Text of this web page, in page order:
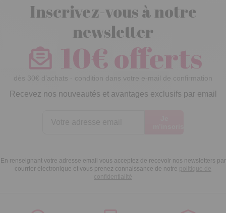
Inscrivez-vous à notre
newsletter
10€ offerts
dès 30€ d’achats - condition dans votre e-mail de confirmation
Recevez nos nouveautés et avantages exclusifs par email
En renseignant votre adresse email vous acceptez de recevoir nos newsletters par
courrier électronique et vous prenez connaissance de notre politique de
confidentialité